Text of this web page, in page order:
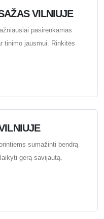
VILNIUJE
pasirenkamas
tinimo jausmui. Rinkitės
sumažinti bendrą
gerą savijautą.